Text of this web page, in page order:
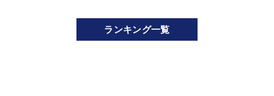
ランキング一覧